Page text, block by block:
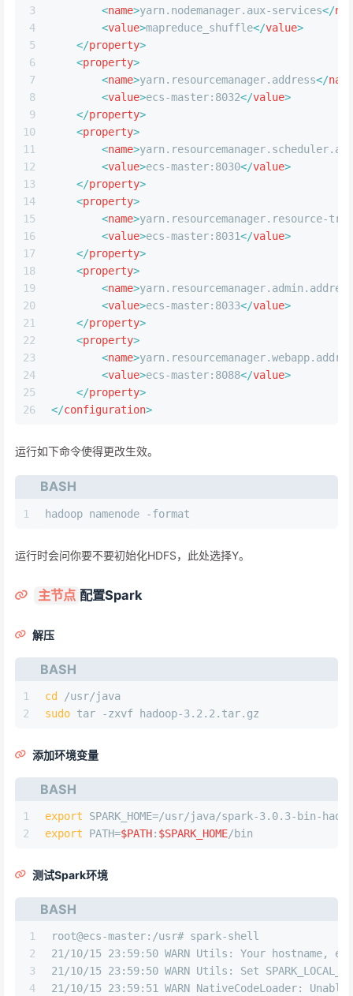
3
4
5
6
7
8
9
10
11
12
13
14
15
16
17
18
19
20
21
22
23
24
25
26
<name>yarn.nodemanager.aux-services</
<value>mapreduce_shuffle</value>
</property>
<property>
<name>yarn.resourcemanager.address</name
<value>ecs-master:8032</value>
</property>
<property>
<name>
<value>ecs-master:8030</value>
</property>
<property>
<name>yarn.resourcemanager.resource-
<value>ecs-master:8031</value>
</property>
<property>
<name>yarn.resourcemanager.admin.address
<value>ecs-master:8033</value>
</property>
<property>
<name>
<value>ecs-master:8088</value>
</property>
</configuration>
运行如下命令使得更改生效。
BASH
1 hadoop namenode -format
运行时会问你要不要初始化HDFS，此处选择Y。
主节点 配置Spark
解压
BASH
1
2
cd
/usr/java
sudo tar -zxvf hadoop-3.2.2.tar.gz
添加环境变量
BASH
1
2
export SPARK_HOME=/usr/java/spark-3.0.3-bin-
export PATH=$PATH: $SPARK_HOME/bin
测试Spark环境
BASH
1
2
3
4
root@ecs-master:/usr# spark-shell
21/10/15 23:59:50 WARN Utils: Your
21/10/15 23:59:50 WARN Utils: Set
21/10/15 23:59:51 WARN NativeCodeLoader: